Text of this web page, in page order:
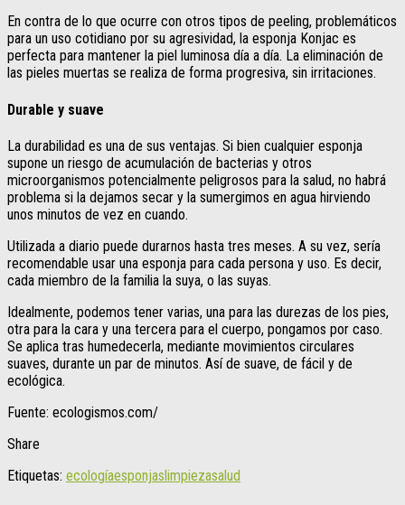
En contra de lo que ocurre con otros tipos de peeling, problemáticos
para un uso cotidiano por su agresividad, la esponja Konjac es
perfecta para mantener la piel luminosa día a día. La eliminación de
las pieles muertas se realiza de forma progresiva, sin irritaciones.
Durable y suave
La durabilidad es una de sus ventajas. Si bien cualquier esponja
supone un riesgo de acumulación de bacterias y otros
microorganismos potencialmente peligrosos para la salud, no habrá
problema si la dejamos secar y la sumergimos en agua hirviendo
unos minutos de vez en cuando.
Utilizada a diario puede durarnos hasta tres meses. A su vez, sería
recomendable usar una esponja para cada persona y uso. Es decir,
cada miembro de la familia la suya, o las suyas.
Idealmente, podemos tener varias, una para las durezas de los pies,
otra para la cara y una tercera para el cuerpo, pongamos por caso.
Se aplica tras humedecerla, mediante movimientos circulares
suaves, durante un par de minutos. Así de suave, de fácil y de
ecológica.
Fuente: ecologismos.com/
Share
Etiquetas: ecologíaesponjaslimpiezasalud